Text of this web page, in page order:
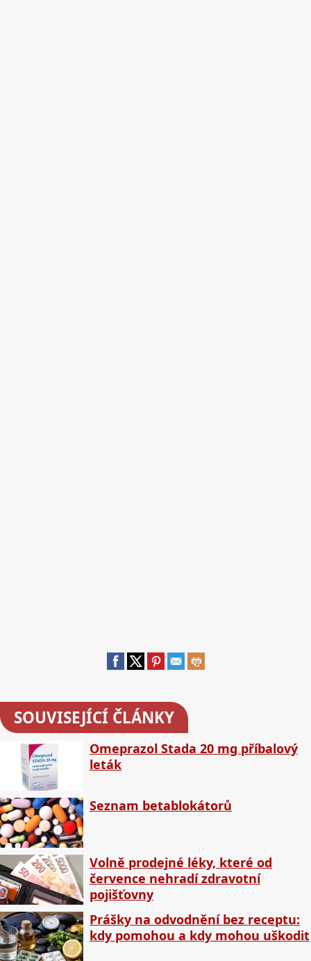
SOUVISEJÍCÍ ČLÁNKY
Omeprazol Stada 20 mg příbalový
leták
Seznam betablokátorů
Volně prodejné léky, které od
července nehradí zdravotní
pojišťovny
Prášky na odvodnění bez receptu:
kdy pomohou a kdy mohou uškodit